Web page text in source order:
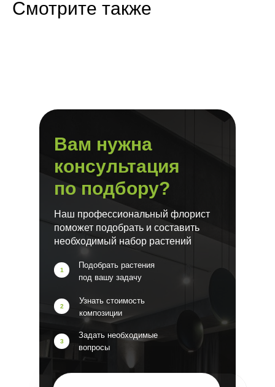
Смотрите также
Вам нужна
консультация
по подбору?
Наш профессиональный флорист
поможет подобрать и составить
необходимый набор растений
Подобрать растения
под вашу задачу
1
Узнать стоимость
композиции
2
Задать необходимые
вопросы
3